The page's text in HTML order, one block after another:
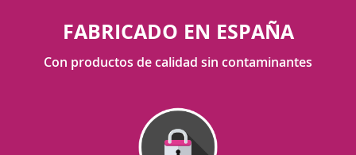
FABRICADO EN ESPAÑA
Con productos de calidad sin contaminantes